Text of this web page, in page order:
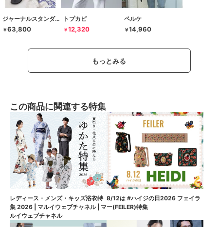
ジャーナルスタンダード レサージュ
￥63,800
トプカピ
￥12,320
ペルケ
￥14,960
もっとみる
この商品に関連する特集
レディース・メンズ・キッズ浴衣特
集 2026 | マルイウェブチャネル | マ
ルイウェブチャネル
8/12は #ハイジの日2026 フェイラ
ー(FEILER)特集